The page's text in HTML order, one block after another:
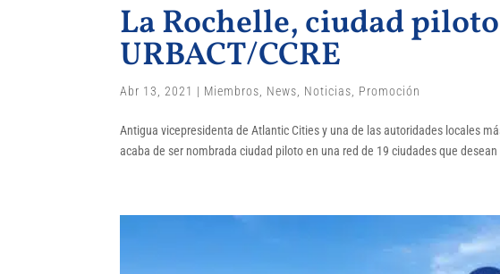
La Rochelle, ciudad
URBACT/CCRE
Abr 13, 2021 | Miembros News Noticias Promoción
Antigua vicepresidenta de Atlantic Cities y una de las autoridades locales
acaba de ser nombrada ciudad piloto en una red de 19 ciudades que